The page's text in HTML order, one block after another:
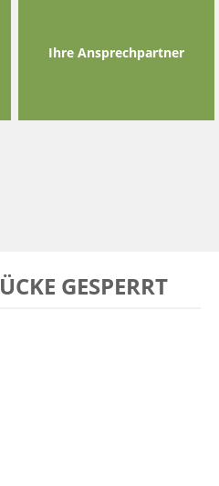
Ihre Ansprechpartner
GESPERRT